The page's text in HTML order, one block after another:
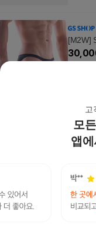
고
모
앱에
[M2W]
[라쉬
모노 3
[라쉬